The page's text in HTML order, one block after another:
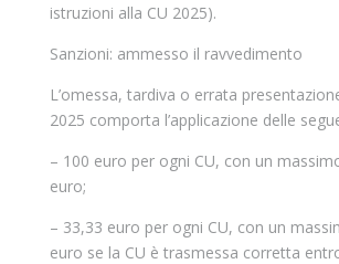
istruzioni alla CU 2025).
Sanzioni: ammesso il ravvedimento
L’omessa, tardiva o errata
2025 comporta l’applicazione delle
– 100 euro per ogni CU, con un
euro;
– 33,33 euro per ogni CU, con un
euro se la CU è trasmessa corretta